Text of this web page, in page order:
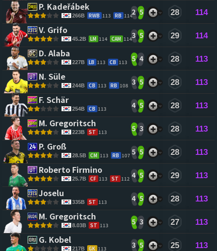
P. Kadeřábek
266B RWB 113 RB 1142 5 28 114
V. Grifo
45.2B LM 114 CAM 1143 5 29 114
D. Alaba
227B LB 113 CB 113 5 4 28 113
N. Süle
244B CB 113 RB 108 3 5 28 113
F. Schär
254B CB 113 4 5 28 113
M. Gregoritsch
223B ST 113 5 3 28 113
P. Groß
28.5B CM 113 RB 107 5 5 28 113
Roberto Firmino
25.7B CF 113 ST 112 4 5 29 113
Joselu
335B ST 113 4 5 28 113
M. Gregoritsch
8.03B ST 113 5 3 27 113
G. Kobel
217B GK 113 3 5 25 113